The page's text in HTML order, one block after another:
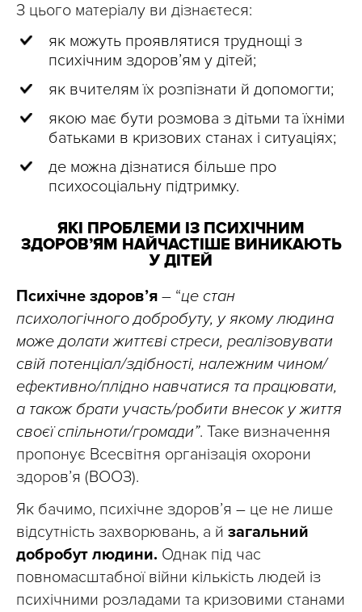
З цього матеріалу ви дізнаєтеся:
як можуть проявлятися труднощі з
психічним здоров’ям у дітей;
як вчителям їх розпізнати й допомогти;
якою має бути розмова з дітьми та їхніми
батьками в кризових станах і ситуаціях;
де можна дізнатися більше про
психосоціальну підтримку.
ЯКІ ПРОБЛЕМИ ІЗ ПСИХІЧНИМ
ЗДОРОВ’ЯМ НАЙЧАСТІШЕ ВИНИКАЮТЬ
У ДІТЕЙ
Психічне здоров’я – “це стан
психологічного добробуту, у якому людина
може долати життєві стреси, реалізовувати
свій потенціал/здібності, належним чином/
ефективно/плідно навчатися та працювати,
а також брати участь/робити внесок у життя
своєї спільноти/громади”. Таке визначення
пропонує Всесвітня організація охорони
здоров’я (ВООЗ).
Як бачимо, психічне здоров’я – це не лише
відсутність захворювань, а й загальний
добробут людини. Однак під час
повномасштабної війни кількість людей із
психічними розладами та кризовими станами